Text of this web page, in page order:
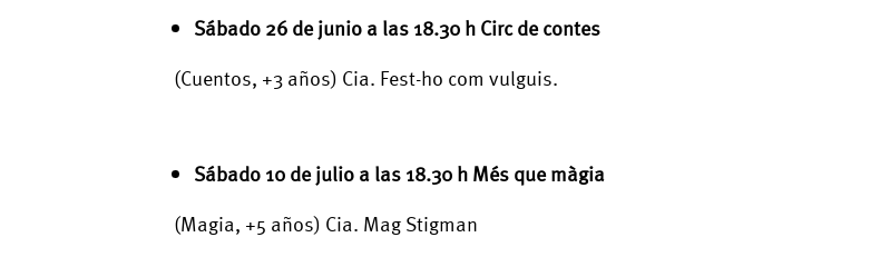
Sábado 26 de junio a las 18.30 h Circ de contes
(Cuentos, +3 años) Cia. Fest-ho com vulguis.
Sábado 10 de julio a las 18.30 h Més que màgia
(Magia, +5 años) Cia. Mag Stigman